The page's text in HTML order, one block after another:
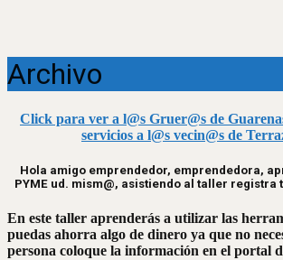
Archivo
Click para ver a l@s Gruer@s de
servicios a l@s vecin@s de
Hola amigo emprendedor, emprendedora,
PYME ud. mism@, asistiendo al taller registra
En este taller aprenderás a utilizar las
puedas ahorra algo de dinero ya que no
persona coloque la información en el portal